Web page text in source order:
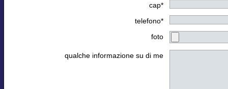
cap*
telefono*
foto
qualche informazione su di me